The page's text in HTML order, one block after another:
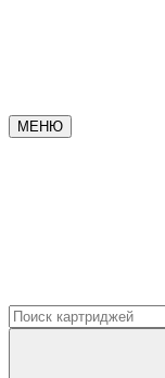
МЕНЮ